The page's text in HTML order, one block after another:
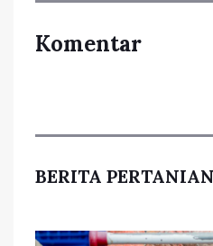
Komentar
BERITA PERTANIAN